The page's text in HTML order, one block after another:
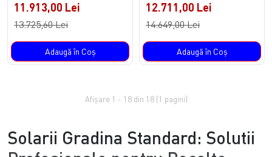
11.913,00 Lei
13.725,60 Lei
Adaugă în Coş
12.711,00 Lei
14.649,00 Lei
Adaugă în Coş
Afişare 1 - 18 din 18 (1 pagini)
Solarii Gradina Standard: Solutii